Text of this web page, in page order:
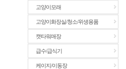
고양이모래
고양이화장실/청소/위생용품
캣타워매장
급수/급식기
케이지/이동장